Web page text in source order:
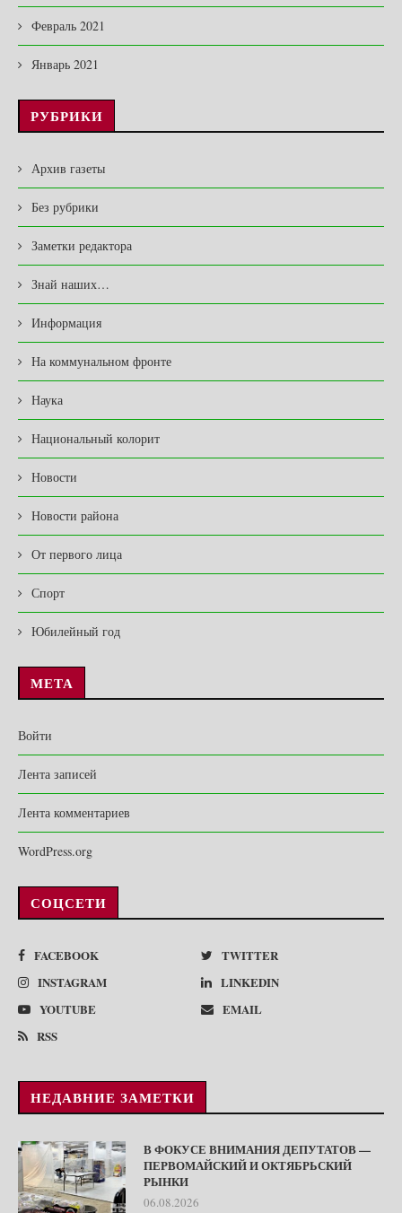
Февраль 2021
Январь 2021
РУБРИКИ
Архив газеты
Без рубрики
Заметки редактора
Знай наших…
Информация
На коммунальном фронте
Наука
Национальный колорит
Новости
Новости района
От первого лица
Спорт
Юбилейный год
МЕТА
Войти
Лента записей
Лента комментариев
WordPress.org
СОЦСЕТИ
FACEBOOK
TWITTER
INSTAGRAM
LINKEDIN
YOUTUBE
EMAIL
RSS
НЕДАВНИЕ ЗАМЕТКИ
В ФОКУСЕ ВНИМАНИЯ ДЕПУТАТОВ —
ПЕРВОМАЙСКИЙ И ОКТЯБРЬСКИЙ
РЫНКИ
06.08.2026